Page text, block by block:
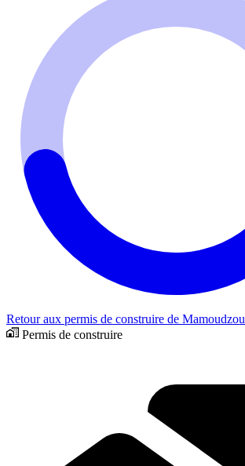
Retour aux permis de construire de Mamoudzou
Permis de construire